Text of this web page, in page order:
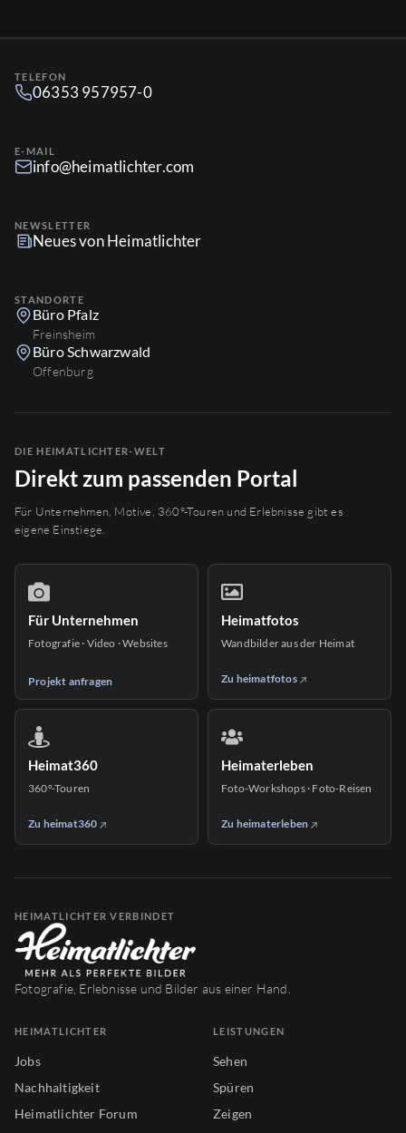
TELEFON
06353 957957-0
E-MAIL
info@heimatlichter.com
NEWSLETTER
Neues von Heimatlichter
STANDORTE
Büro Pfalz
Freinsheim
Büro Schwarzwald
Offenburg
DIE HEIMATLICHTER-WELT
Direkt zum passenden Portal
Für Unternehmen, Motive, 360°-Touren und Erlebnisse gibt es
eigene Einstiege.
Für Unternehmen
Fotografie · Video · Websites
Projekt anfragen
Heimatfotos
Wandbilder aus der Heimat
Zu heimatfotos
Heimat360
360°-Touren
Zu heimat360
Heimaterleben
Foto-Workshops · Foto-Reisen
Zu heimaterleben
HEIMATLICHTER VERBINDET
Fotografie, Erlebnisse und Bilder aus einer Hand.
HEIMATLICHTER
Jobs
Nachhaltigkeit
Heimatlichter Forum
LEISTUNGEN
Sehen
Spüren
Zeigen